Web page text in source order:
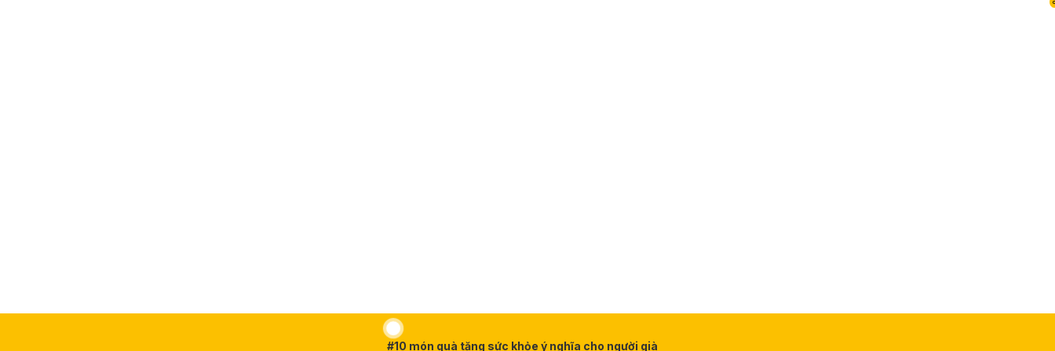
#10 món quà tặng sức khỏe ý nghĩa cho người già
0